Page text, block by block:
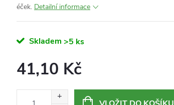
éček. Detailní informace
Skladem >5 ks
41,10 Kč